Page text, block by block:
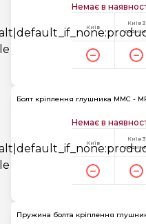
Немає в
Київ
Київ 3
Болт кріплення глушника MMC -
Немає в
Київ
Київ 3
Пружина болта кріплення